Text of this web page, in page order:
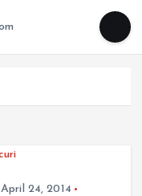
April 24, 2014